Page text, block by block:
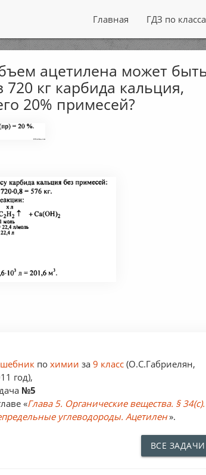
Главная ГДЗ по
ацетилена может
720 кг карбида кальция,
20% примесей?
похимииза9 класс (О.С.Габриелян,
год),
№5
«Глава 5. Органические вещества. § 34(c).
углеводороды. Ацетилен».
ВСЕ ЗАДАЧИ